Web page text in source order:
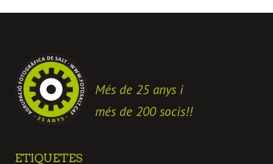
Més de 25 anys i
més de 200 socis!!
ETIQUETES